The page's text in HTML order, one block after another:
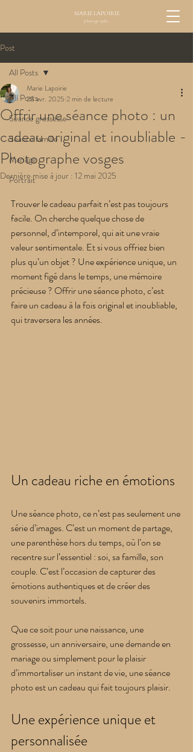
MARIE LAPOIRIE
photographe
Post
All Posts
Séance grossesse
Séance famille
Mariage
Portrait
All Posts
Offrir une séance photo : un
cadeau original et inoubliable -
Photographe vosges
Marie Lapoirie
25 avr. 2025 2 min de lecture
Dernière mise à jour : 12 mai 2025
Trouver le cadeau parfait n’est pas toujours
facile. On cherche quelque chose de
personnel, d’intemporel, qui ait une vraie
valeur sentimentale. Et si vous offriez bien
plus qu’un objet ? Une expérience unique, un
moment figé dans le temps, une mémoire
précieuse ? Offrir une séance photo, c’est
faire un cadeau à la fois original et inoubliable,
qui traversera les années.
Un cadeau riche en émotions
Une séance photo, ce n’est pas seulement une
série d’images. C’est un moment de partage,
une parenthèse hors du temps, où l’on se
recentre sur l’essentiel : soi, sa famille, son
couple. C’est l’occasion de capturer des
émotions authentiques et de créer des
souvenirs immortels.
Que ce soit pour une naissance, une
grossesse, un anniversaire, une demande en
mariage ou simplement pour le plaisir
d’immortaliser un instant de vie, une séance
photo est un cadeau qui fait toujours plaisir.
Une expérience unique et
personnalisée